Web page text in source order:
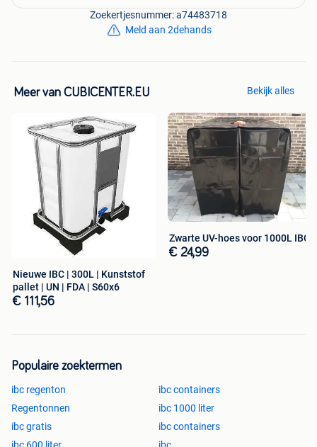
Zoekertjesnummer: a74483718
Meld aan 2dehands
Meer van CUBICENTER.EU Bekijk alles
Nieuwe IBC | 300L | Kunststof
pallet | UN | FDA | S60x6
€ 111,56
Zwarte UV-hoes voor 1000L IBC
€ 24,99
Populaire zoektermen
ibc regenton
ibc containers
Regentonnen
ibc 1000 liter
ibc gratis
ibc containers